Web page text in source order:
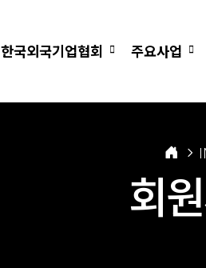
한국외국기업협회 주요사업
회